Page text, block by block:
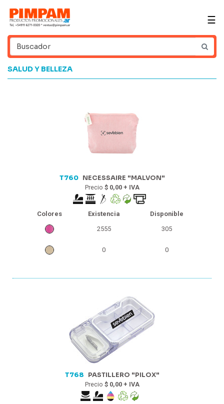
☰
SALUD Y BELLEZA
T760 NECESSAIRE "MALVON"
Precio $ 0,00 + IVA
Colores Existencia
Disponible
2555
305
0 0
T768 PASTILLERO "PILOX"
Precio $ 0,00 + IVA